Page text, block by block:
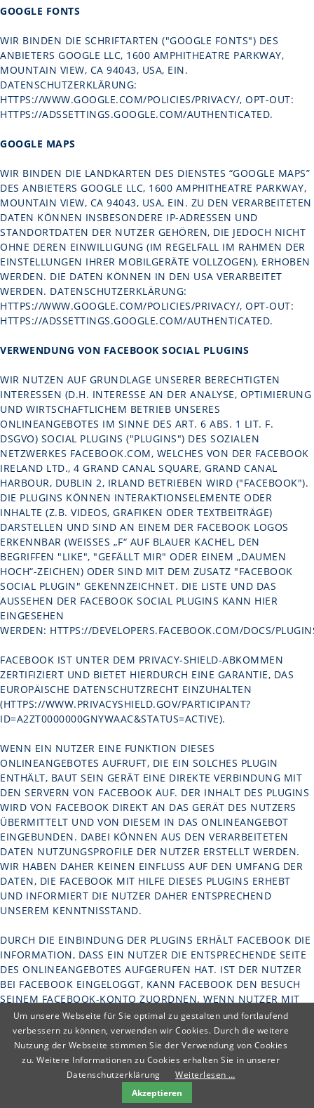
GOOGLE FONTS
WIR BINDEN DIE SCHRIFTARTEN ("GOOGLE FONTS") DES
ANBIETERS GOOGLE LLC, 1600 AMPHITHEATRE PARKWAY,
MOUNTAIN VIEW, CA 94043, USA, EIN.
DATENSCHUTZERKLÄRUNG:
HTTPS://WWW.GOOGLE.COM/POLICIES/PRIVACY/, OPT-OUT:
HTTPS://ADSSETTINGS.GOOGLE.COM/AUTHENTICATED.
GOOGLE MAPS
WIR BINDEN DIE LANDKARTEN DES DIENSTES “GOOGLE MAPS”
DES ANBIETERS GOOGLE LLC, 1600 AMPHITHEATRE PARKWAY,
MOUNTAIN VIEW, CA 94043, USA, EIN. ZU DEN VERARBEITETEN
DATEN KÖNNEN INSBESONDERE IP-ADRESSEN UND
STANDORTDATEN DER NUTZER GEHÖREN, DIE JEDOCH NICHT
OHNE DEREN EINWILLIGUNG (IM REGELFALL IM RAHMEN DER
EINSTELLUNGEN IHRER MOBILGERÄTE VOLLZOGEN), ERHOBEN
WERDEN. DIE DATEN KÖNNEN IN DEN USA VERARBEITET
WERDEN. DATENSCHUTZERKLÄRUNG:
HTTPS://WWW.GOOGLE.COM/POLICIES/PRIVACY/, OPT-OUT:
HTTPS://ADSSETTINGS.GOOGLE.COM/AUTHENTICATED.
VERWENDUNG VON FACEBOOK SOCIAL PLUGINS
WIR NUTZEN AUF GRUNDLAGE UNSERER BERECHTIGTEN
INTERESSEN (D.H. INTERESSE AN DER ANALYSE, OPTIMIERUNG
UND WIRTSCHAFTLICHEM BETRIEB UNSERES
ONLINEANGEBOTES IM SINNE DES ART. 6 ABS. 1 LIT. F.
DSGVO) SOCIAL PLUGINS ("PLUGINS") DES SOZIALEN
NETZWERKES FACEBOOK.COM, WELCHES VON DER FACEBOOK
IRELAND LTD., 4 GRAND CANAL SQUARE, GRAND CANAL
HARBOUR, DUBLIN 2, IRLAND BETRIEBEN WIRD ("FACEBOOK").
DIE PLUGINS KÖNNEN INTERAKTIONSELEMENTE ODER
INHALTE (Z.B. VIDEOS, GRAFIKEN ODER TEXTBEITRÄGE)
DARSTELLEN UND SIND AN EINEM DER FACEBOOK LOGOS
ERKENNBAR (WEISSES „F“ AUF BLAUER KACHEL, DEN B
EGRIFFEN "LIKE", "GEFÄLLT MIR" ODER EINEM „DAUMEN H
OCH“-ZEICHEN) ODER SIND MIT DEM ZUSATZ "FACEBOOK S
OCIAL PLUGIN" GEKENNZEICHNET. DIE LISTE UND DAS A
USSEHEN DER FACEBOOK SOCIAL PLUGINS KANN HIER E
INGESEHEN W
ERDEN: HTTPS://DEVELOPERS.FACEBOOK.COM/DOCS/
FACEBOOK IST UNTER DEM PRIVACY-SHIELD-ABKOMMEN
ZERTIFIZIERT UND BIETET HIERDURCH EINE GARANTIE, DAS
EUROPÄISCHE DATENSCHUTZRECHT EINZUHALTEN
(HTTPS://WWW.PRIVACYSHIELD.GOV/PARTICIPANT?
ID=A2ZT0000000GNYWAAC&STATUS=ACTIVE).
WENN EIN NUTZER EINE FUNKTION DIESES
ONLINEANGEBOTES AUFRUFT, DIE EIN SOLCHES PLUGIN
ENTHÄLT, BAUT SEIN GERÄT EINE DIREKTE VERBINDUNG MIT
DEN SERVERN VON FACEBOOK AUF. DER INHALT DES PLUGINS
WIRD VON FACEBOOK DIREKT AN DAS GERÄT DES NUTZERS
ÜBERMITTELT UND VON DIESEM IN DAS ONLINEANGEBOT
EINGEBUNDEN. DABEI KÖNNEN AUS DEN VERARBEITETEN
DATEN NUTZUNGSPROFILE DER NUTZER ERSTELLT WERDEN.
WIR HABEN DAHER KEINEN EINFLUSS AUF DEN UMFANG DER
DATEN, DIE FACEBOOK MIT HILFE DIESES PLUGINS ERHEBT
UND INFORMIERT DIE NUTZER DAHER ENTSPRECHEND
UNSEREM KENNTNISSTAND.
DURCH DIE EINBINDUNG DER PLUGINS ERHÄLT FACEBOOK DIE
INFORMATION, DASS EIN NUTZER DIE ENTSPRECHENDE SEITE
DES ONLINEANGEBOTES AUFGERUFEN HAT. IST DER NUTZER
BEI FACEBOOK EINGELOGGT, KANN FACEBOOK DEN BESUCH
SEINEM FACEBOOK-KONTO ZUORDNEN. WENN NUTZER MIT
DEN PLUGINS INTERAGIEREN, ZUM BEISPIEL DEN LIKE BUTTON
BETÄTIGEN ODER EINEN KOMMENTAR ABGEBEN, WIRD DIE
ENTSPRECHENDE INFORMATION VON IHREM GERÄT DIREKT
AN FACEBOOK ÜBERMITTELT UND DORT GESPEICHERT. FALLS
EIN NUTZER KEIN MITGLIED VON FACEBOOK IST, BESTEHT
TROTZDEM DIE MÖGLICHKEIT, DASS FACEBOOK SEINE IP-
ADRESSE IN ERFAHRUNG BRINGT UND SPEICHERT. LAUT
Um unsere Webseite für Sie optimal zu gestalten und fortlaufend
verbessern zu können, verwenden wir Cookies. Durch die weitere
Nutzung der Webseite stimmen Sie der Verwendung von Cookies
zu. Weitere Informationen zu Cookies erhalten Sie in unserer
Datenschutzerklärung
Weiterlesen …
Akzeptieren